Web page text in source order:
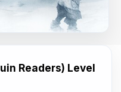
Readers) Level